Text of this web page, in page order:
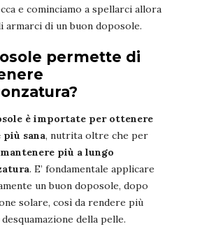
e cominciamo a spellarci allora
armarci di un buon doposole.
permette di
è importate per ottenere
più sana, nutrita oltre che per
mantenere più a lungo
. E’ fondamentale applicare
un buon doposole, dopo
solare, così da rendere più
della pelle.